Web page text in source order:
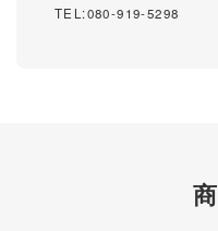
TEL:080-919-5298